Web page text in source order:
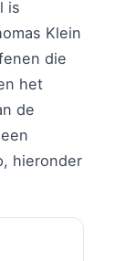
is
Klein
die
het
de
hieronder